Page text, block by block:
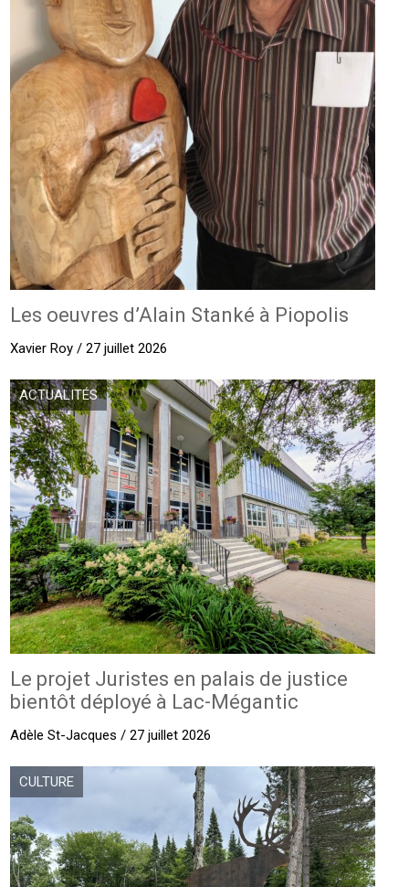
Les oeuvres d’Alain Stanké à Piopolis
Xavier Roy / 27 juillet 2026
ACTUALITÉS
Le projet Juristes en palais de justice
bientôt déployé à Lac-Mégantic
Adèle St-Jacques / 27 juillet 2026
CULTURE